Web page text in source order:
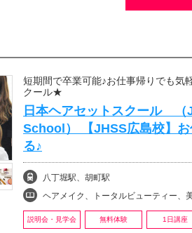
短期間で卒業可能♪お仕事帰りでも気
クール★
日本ヘアセットスクール （
School） 【JHSS広島校】
る♪
八丁堀駅、胡町駅
ヘアメイク、トータルビューティー、
説明会・見学会 無料体験 1日講座